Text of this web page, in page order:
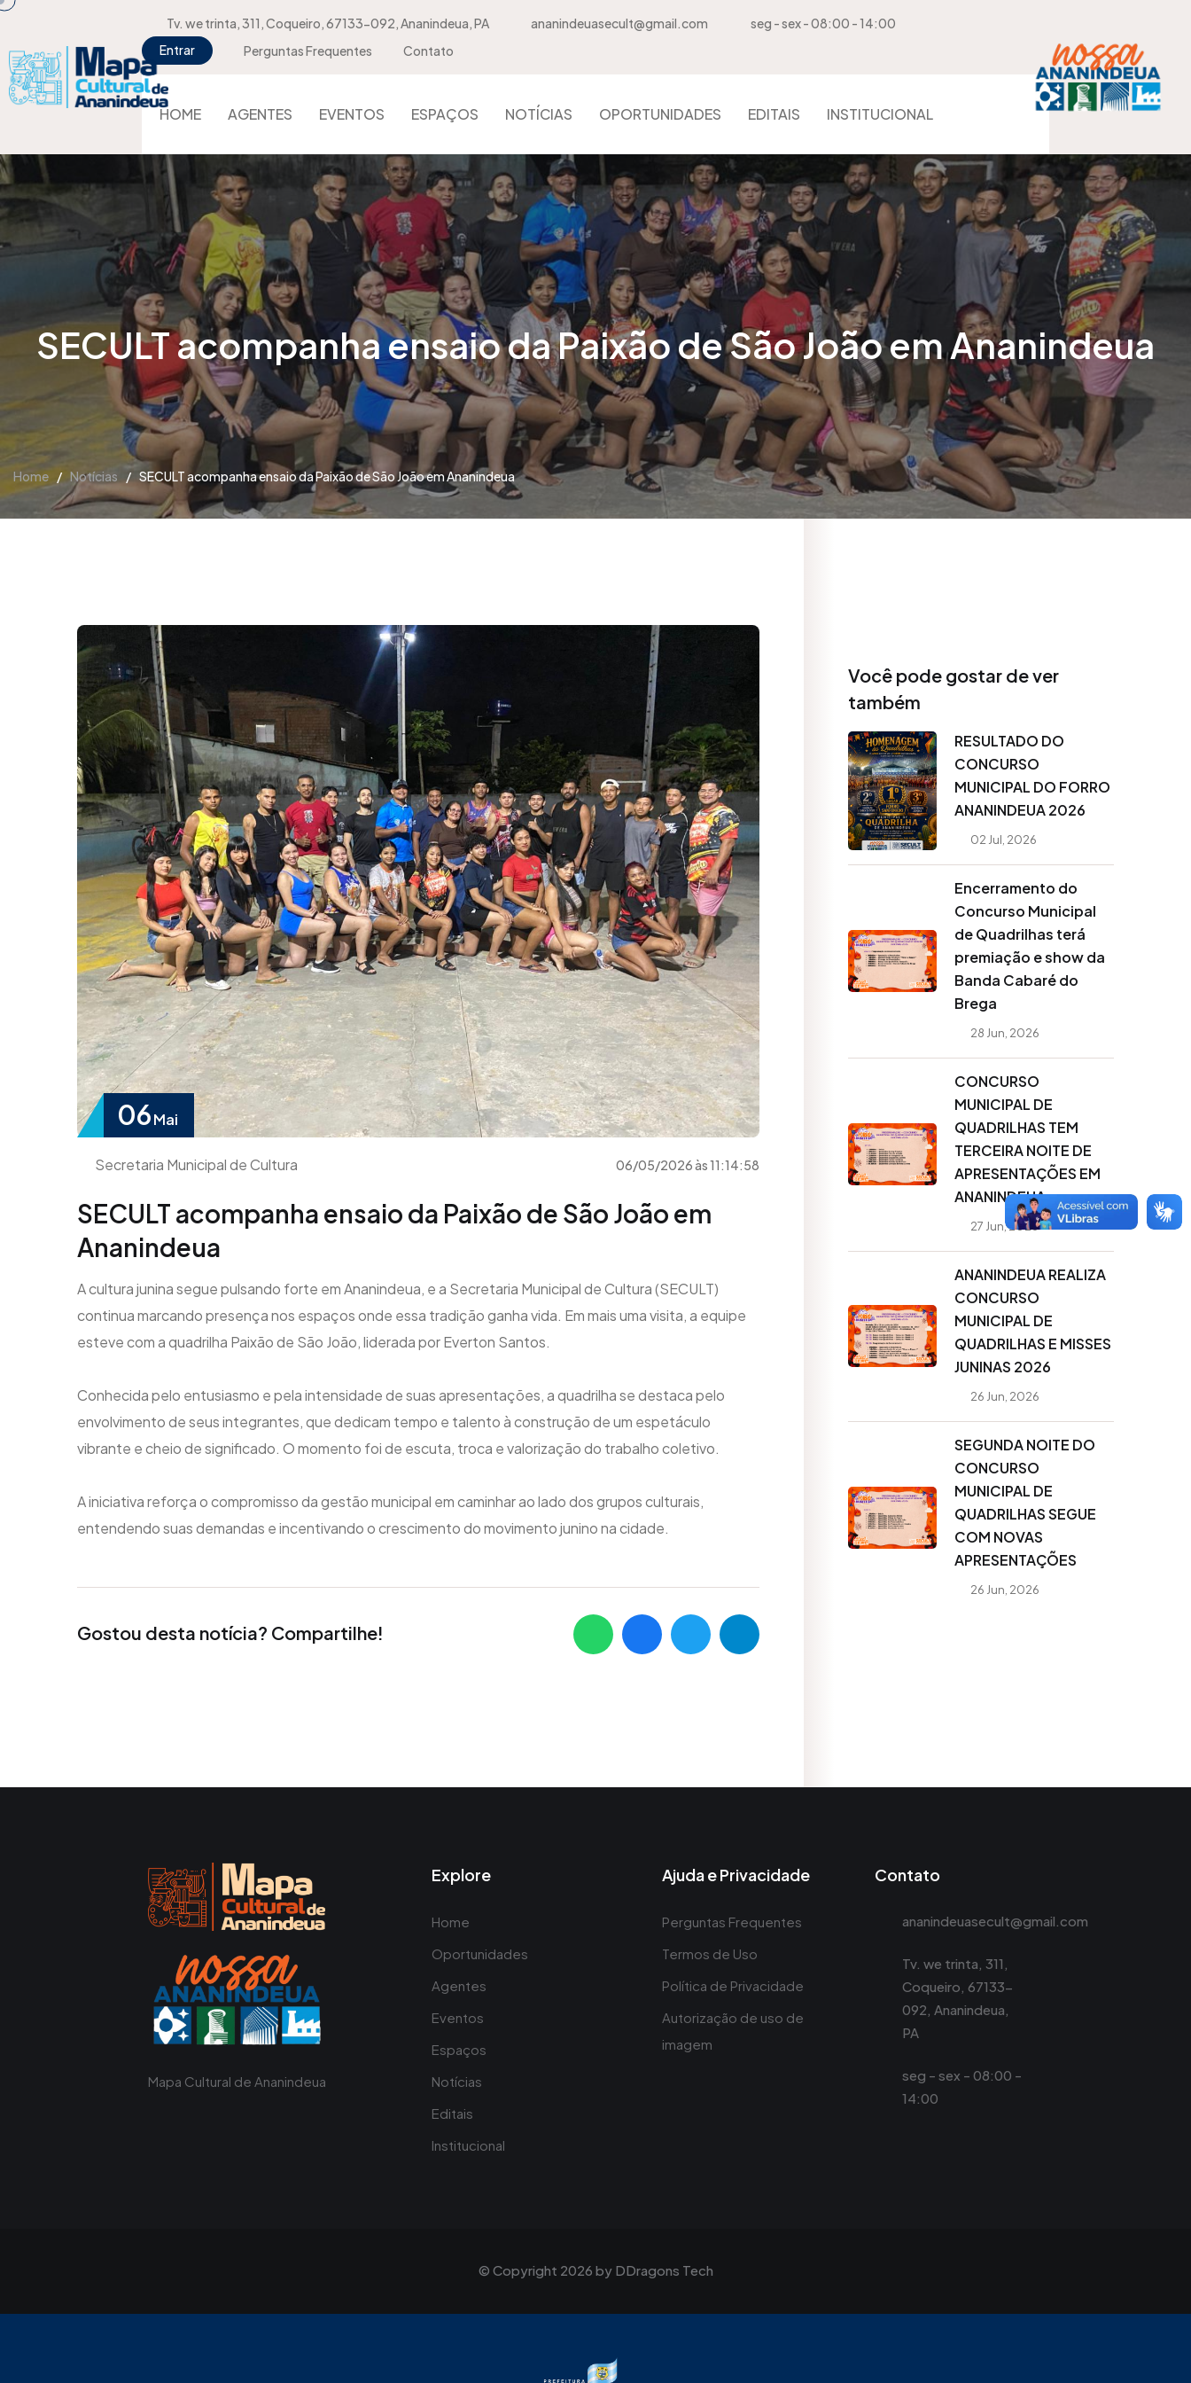
Tv. we trinta, 311, Coqueiro, 67133-092, Ananindeua, PA ananindeuasecult@gmail.com
seg - sex - 08:00 - 14:00
Entrar
Perguntas Frequentes Contato
HOME AGENTES EVENTOS ESPAÇOS NOTÍCIAS OPORTUNIDADES EDITAIS INSTITUCIONAL
SECULT acompanha ensaio da Paixão de São João em Ananindeua
Home / Notícias / SECULT acompanha ensaio da Paixão de São João em Ananindeua
06Mai
Secretaria Municipal de Cultura 06/05/2026 às 11:14:58
SECULT acompanha ensaio da Paixão de São João em
Ananindeua
A cultura junina segue pulsando forte em Ananindeua, e a Secretaria Municipal de Cultura (SECULT)
continua marcando presença nos espaços onde essa tradição ganha vida. Em mais uma visita, a equipe
esteve com a quadrilha Paixão de São João, liderada por Everton Santos.
Conhecida pelo entusiasmo e pela intensidade de suas apresentações, a quadrilha se destaca pelo
envolvimento de seus integrantes, que dedicam tempo e talento à construção de um espetáculo
vibrante e cheio de significado. O momento foi de escuta, troca e valorização do trabalho coletivo.
A iniciativa reforça o compromisso da gestão municipal em caminhar ao lado dos grupos culturais,
entendendo suas demandas e incentivando o crescimento do movimento junino na cidade.
Gostou desta notícia? Compartilhe!
Você pode gostar de ver
também
RESULTADO DO
CONCURSO
MUNICIPAL DO FORRO
ANANINDEUA 2026
02 Jul, 2026
Encerramento do
Concurso Municipal
de Quadrilhas terá
premiação e show da
Banda Cabaré do
Brega
28 Jun, 2026
CONCURSO
MUNICIPAL DE
QUADRILHAS TEM
TERCEIRA NOITE DE
APRESENTAÇÕES EM
ANANINDEUA
27 Jun, 2026
ANANINDEUA REALIZA
CONCURSO
MUNICIPAL DE
QUADRILHAS E MISSES
JUNINAS 2026
26 Jun, 2026
SEGUNDA NOITE DO
CONCURSO
MUNICIPAL DE
QUADRILHAS SEGUE
COM NOVAS
APRESENTAÇÕES
26 Jun, 2026
Mapa Cultural de Ananindeua
Explore
Home
Oportunidades
Agentes
Eventos
Espaços
Notícias
Editais
Institucional
Ajuda e Privacidade
Perguntas Frequentes
Termos de Uso
Política de Privacidade
Autorização de uso de
imagem
Contato
ananindeuasecult@gmail.com
Tv. we trinta, 311,
Coqueiro, 67133-
092, Ananindeua,
PA
seg - sex - 08:00 -
14:00
© Copyright 2026 by DDragons Tech